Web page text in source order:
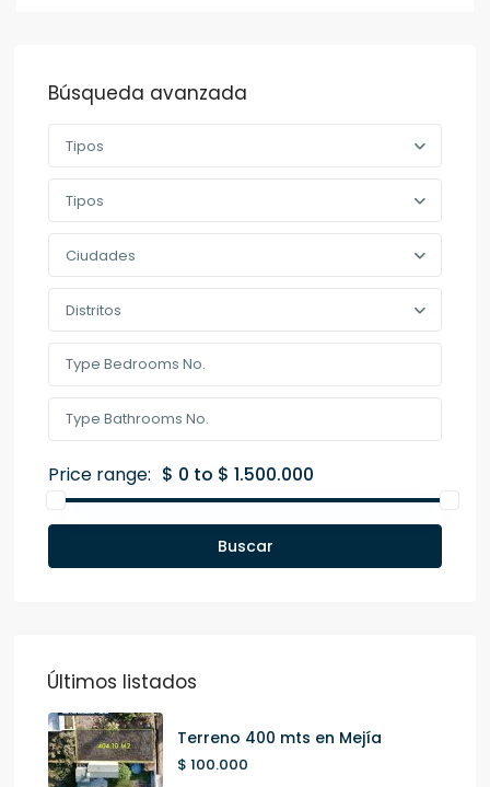
Búsqueda avanzada
Tipos
Tipos
Ciudades
Distritos
Price range: $ 0 to $ 1.500.000
Buscar
Últimos listados
Terreno 400 mts en Mejía
$ 100.000